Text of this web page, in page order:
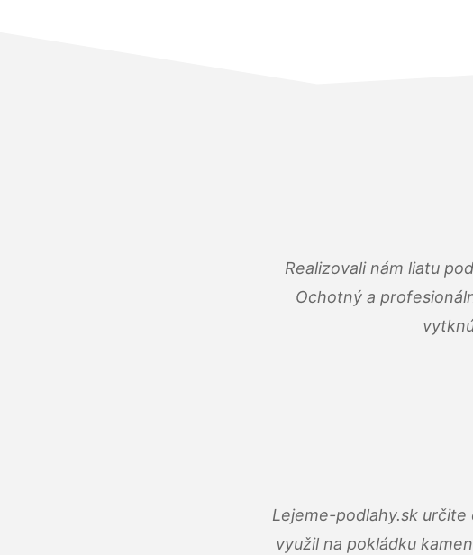
Realizovali nám liatu
Ochotný a
Lejeme-podlahy.sk
využil na pokládku